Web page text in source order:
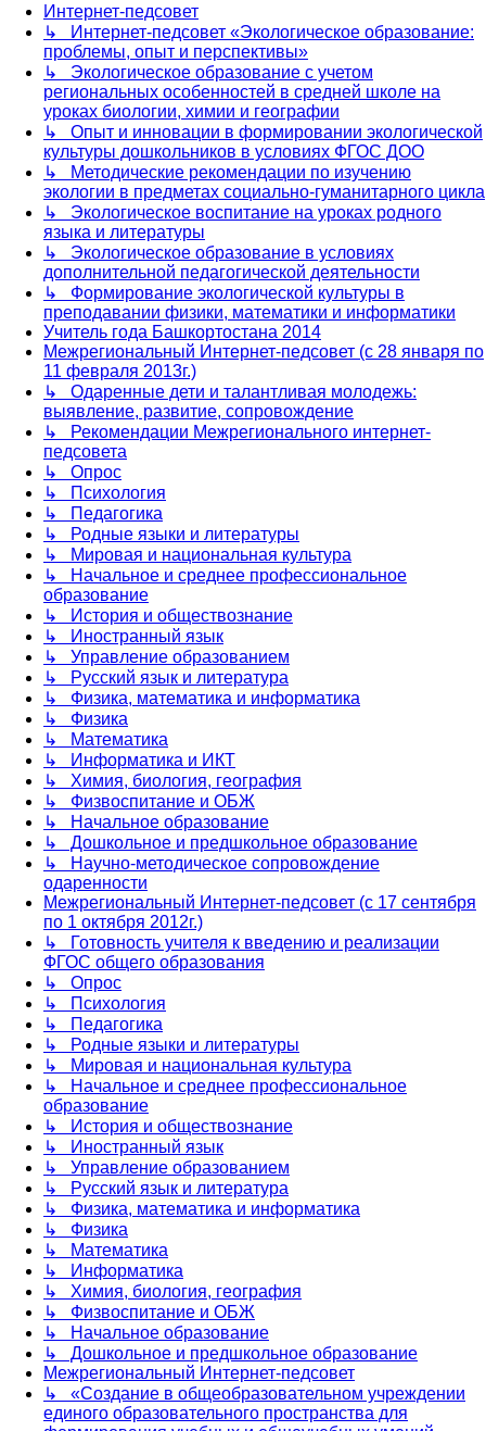
Интернет-педсовет
↳ Интернет-педсовет «Экологическое образование:
проблемы, опыт и перспективы»
↳ Экологическое образование с учетом
региональных особенностей в средней школе на
уроках биологии, химии и географии
↳ Опыт и инновации в формировании экологической
культуры дошкольников в условиях ФГОС ДОО
↳ Методические рекомендации по изучению
экологии в предметах социально-гуманитарного цикла
↳ Экологическое воспитание на уроках родного
языка и литературы
↳ Экологическое образование в условиях
дополнительной педагогической деятельности
↳ Формирование экологической культуры в
преподавании физики, математики и информатики
Учитель года Башкортостана 2014
Межрегиональный Интернет-педсовет (с 28 января по
11 февраля 2013г.)
↳ Одаренные дети и талантливая молодежь:
выявление, развитие, сопровождение
↳ Рекомендации Межрегионального интернет-
педсовета
↳ Опрос
↳ Психология
↳ Педагогика
↳ Родные языки и литературы
↳ Мировая и национальная культура
↳ Начальное и среднее профессиональное
образование
↳ История и обществознание
↳ Иностранный язык
↳ Управление образованием
↳ Русский язык и литература
↳ Физика, математика и информатика
↳ Физика
↳ Математика
↳ Информатика и ИКТ
↳ Химия, биология, география
↳ Физвоспитание и ОБЖ
↳ Начальное образование
↳ Дошкольное и предшкольное образование
↳ Научно-методическое сопровождение
одаренности
Межрегиональный Интернет-педсовет (с 17 сентября
по 1 октября 2012г.)
↳ Готовность учителя к введению и реализации
ФГОС общего образования
↳ Опрос
↳ Психология
↳ Педагогика
↳ Родные языки и литературы
↳ Мировая и национальная культура
↳ Начальное и среднее профессиональное
образование
↳ История и обществознание
↳ Иностранный язык
↳ Управление образованием
↳ Русский язык и литература
↳ Физика, математика и информатика
↳ Физика
↳ Математика
↳ Информатика
↳ Химия, биология, география
↳ Физвоспитание и ОБЖ
↳ Начальное образование
↳ Дошкольное и предшкольное образование
Межрегиональный Интернет-педсовет
↳ «Создание в общеобразовательном учреждении
единого образовательного пространства для